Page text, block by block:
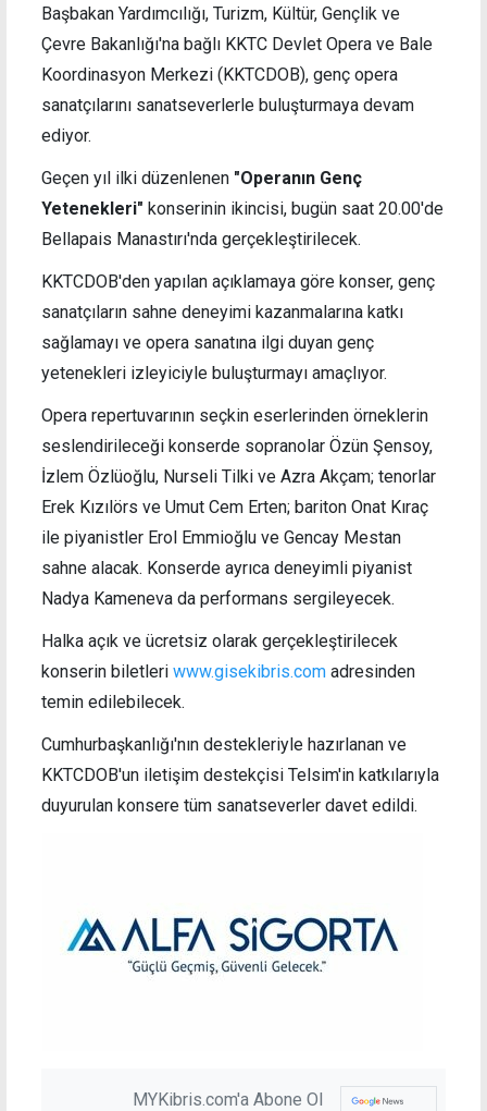
Başbakan Yardımcılığı, Turizm, Kültür, Gençlik ve
Çevre Bakanlığı'na bağlı KKTC Devlet Opera ve Bale
Koordinasyon Merkezi (KKTCDOB), genç opera
sanatçılarını sanatseverlerle buluşturmaya devam
ediyor.
Geçen yıl ilki düzenlenen "Operanın Genç
Yetenekleri" konserinin ikincisi, bugün saat 20.00'de
Bellapais Manastırı'nda gerçekleştirilecek.
KKTCDOB'den yapılan açıklamaya göre konser, genç
sanatçıların sahne deneyimi kazanmalarına katkı
sağlamayı ve opera sanatına ilgi duyan genç
yetenekleri izleyiciyle buluşturmayı amaçlıyor.
Opera repertuvarının seçkin eserlerinden örneklerin
seslendirileceği konserde sopranolar Özün Şensoy,
İzlem Özlüoğlu, Nurseli Tilki ve Azra Akçam; tenorlar
Erek Kızılörs ve Umut Cem Erten; bariton Onat Kıraç
ile piyanistler Erol Emmioğlu ve Gencay Mestan
sahne alacak. Konserde ayrıca deneyimli piyanist
Nadya Kameneva da performans sergileyecek.
Halka açık ve ücretsiz olarak gerçekleştirilecek
konserin biletleri www.gisekibris.com adresinden
temin edilebilecek.
Cumhurbaşkanlığı'nın destekleriyle hazırlanan ve
KKTCDOB'un iletişim destekçisi Telsim'in katkılarıyla
duyurulan konsere tüm sanatseverler davet edildi.
MYKibris.com'a Abone Ol